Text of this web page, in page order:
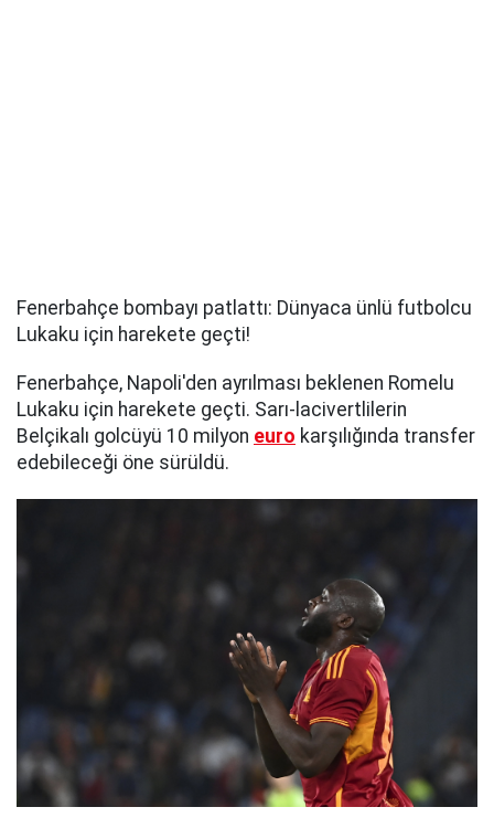
Fenerbahçe bombayı patlattı: Dünyaca ünlü futbolcu
Lukaku için harekete geçti!
Fenerbahçe, Napoli'den ayrılması beklenen Romelu
Lukaku için harekete geçti. Sarı-lacivertlilerin
Belçikalı golcüyü 10 milyon euro karşılığında transfer
edebileceği öne sürüldü.